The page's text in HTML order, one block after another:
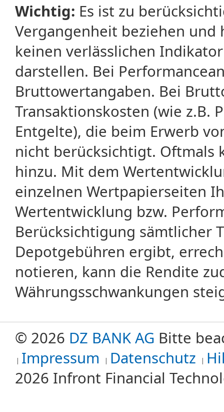
Wichtig: Es ist zu
Vergangenheit beziehen
keinen verlässlichen
darstellen. Bei
Bruttowertangaben. Bei
Transaktionskosten (wie z.B.
Entgelte), die beim Erwerb
nicht berücksichtigt. Oftmals
hinzu. Mit dem
einzelnen Wertpapierseiten
Wertentwicklung bzw.
Berücksichtigung sämtlicher
Depotgebühren ergibt,
notieren, kann die Rendite
Währungsschwankungen
© 2026 DZ BANK AG Bitte
Impressum
Datenschutz
2026 Infront Financial